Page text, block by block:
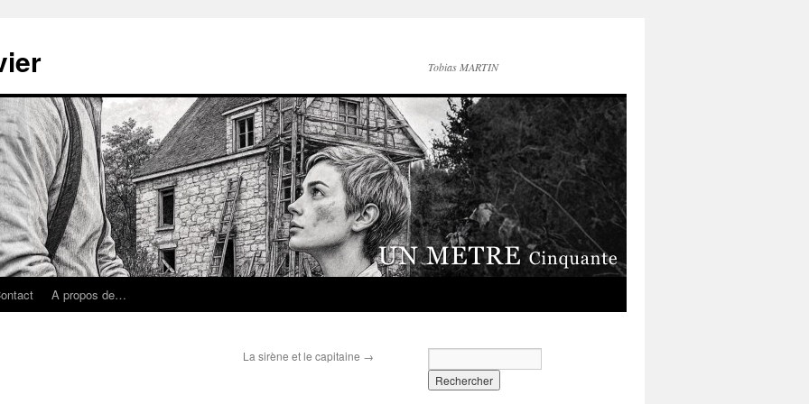
Tobias MARTIN
A propos de…
La sirène et le capitaine →